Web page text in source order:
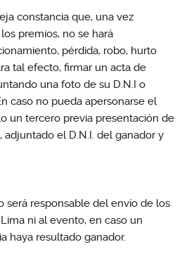
constancia que, una vez
premios, no se hará
pérdida, robo, hurto
tal efecto, firmar un acta de
una foto de su D.N.I o
caso no pueda apersonarse el
un tercero previa presentación de
adjuntado el D.N.I. del ganador y
será responsable del envío de los
ni al evento, en caso un
haya resultado ganador.